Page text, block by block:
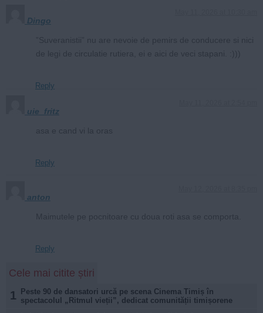
Dingo
Reply
uie_fritz
Reply
anton
Reply
Cele mai citite știri
1
Peste 90 de dansatori urcă pe scena Cinema Timiș în
spectacolul „Ritmul vieții”, dedicat comunității timișorene